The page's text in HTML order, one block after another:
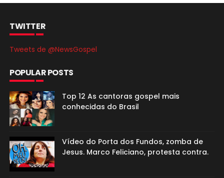
TWITTER
Tweets de @NewsGospel
POPULAR POSTS
Top 12 As cantoras gospel mais
conhecidas do Brasil
Vídeo do Porta dos Fundos, zomba de
Jesus. Marco Feliciano, protesta contra.